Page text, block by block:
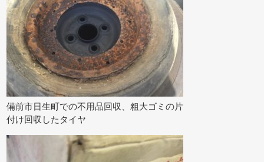
備前市日生町での不用品回収、粗大ゴミの片
付け回収したタイヤ